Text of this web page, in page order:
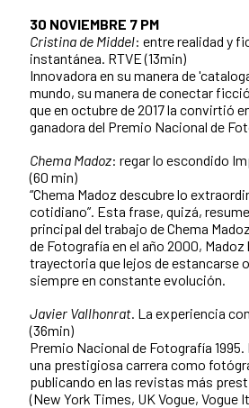
30 NOVIEMBRE 7 PM
Cristina de Middel: entre realidad y
instantánea. RTVE (13min)
Innovadora en su manera de
mundo, su manera de conectar
que en octubre de 2017 la convirtió
ganadora del Premio Nacional de
Chema Madoz: regar lo escondido
(60 min)
“Chema Madoz descubre lo
cotidiano”. Esta frase, quizá,
principal del trabajo de Chema
de Fotografía en el año 2000, Madoz
trayectoria que lejos de estancarse
siempre en constante evolución.
Javier Vallhonrat. La experiencia
(36min)
Premio Nacional de Fotografía
una prestigiosa carrera como
publicando en las revistas más
(New York Times, UK Vogue, Vogue